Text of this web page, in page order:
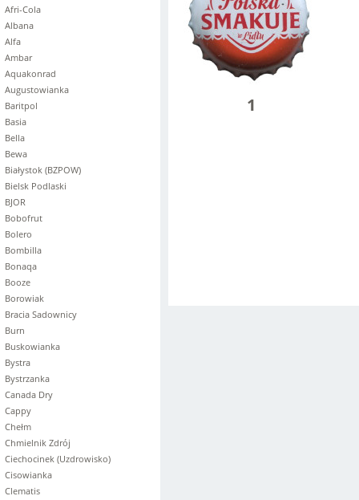
Afri-Cola
Albana
Alfa
Ambar
Aquakonrad
Augustowianka
Baritpol
Basia
Bella
Bewa
Białystok (BZPOW)
Bielsk Podlaski
BJOR
Bobofrut
Bolero
Bombilla
Bonaqa
Booze
Borowiak
Bracia Sadownicy
Burn
Buskowianka
Bystra
Bystrzanka
Canada Dry
Cappy
Chełm
Chmielnik Zdrój
Ciechocinek (Uzdrowisko)
Cisowianka
Clematis
1